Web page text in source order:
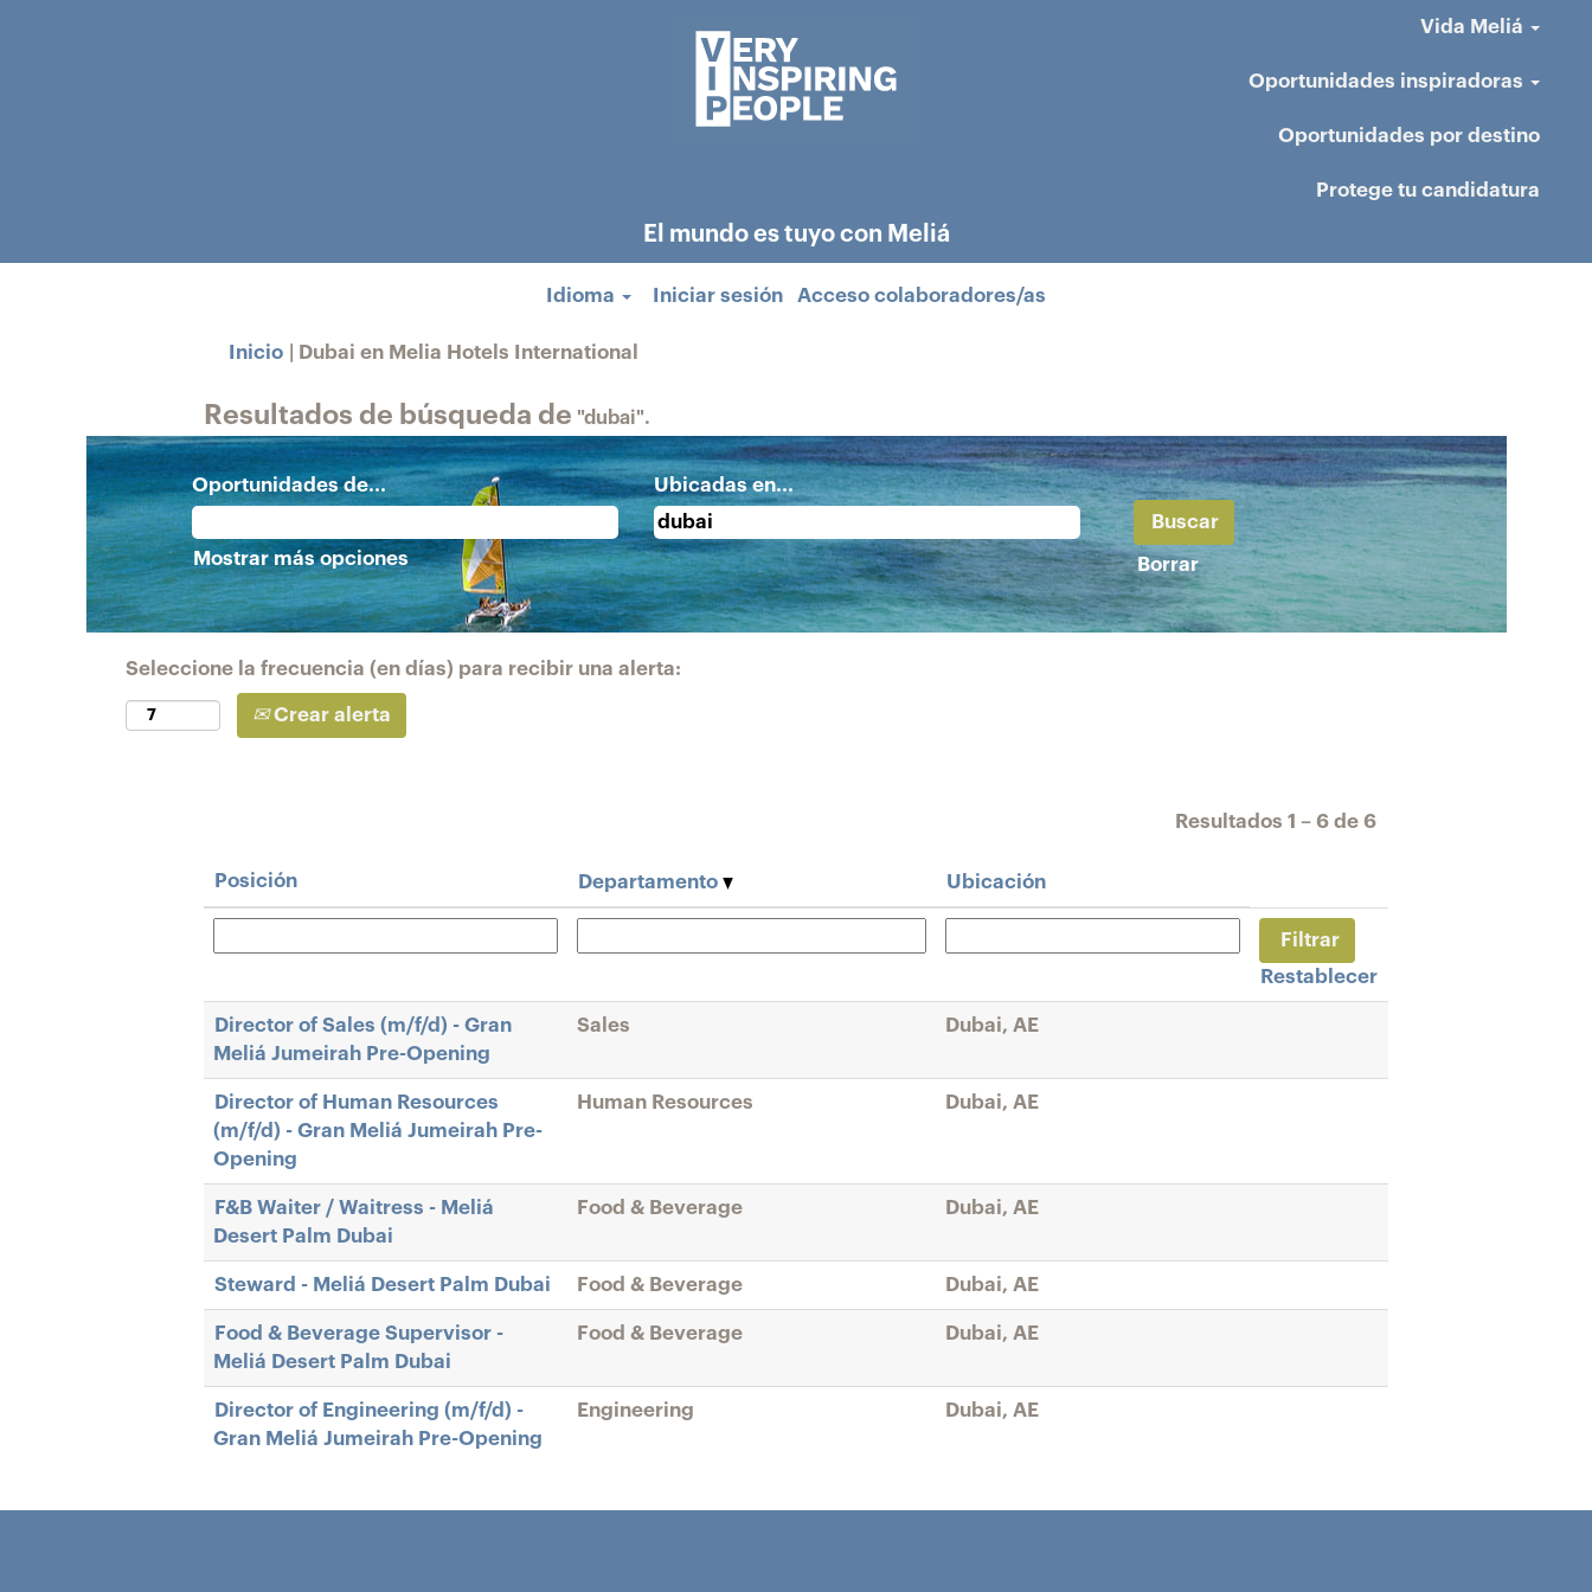
Vida Meliá
Oportunidades inspiradoras
Oportunidades por destino
Protege tu candidatura
El mundo es tuyo con Meliá
Idioma Iniciar sesión Acceso colaboradores/as
Inicio Dubai en Melia Hotels International
Resultados de búsqueda de "dubai".
Oportunidades de... Ubicadas en...
Mostrar más opciones Borrar
Seleccione la frecuencia (en días) para recibir una alerta:
Crear alerta
Resultados 1 – 6 de 6
Posición Departamento Ubicación
Restablecer
Director of Sales (m/f/d) - Gran
Meliá Jumeirah Pre-Opening
Sales Dubai, AE
Director of Human Resources
(m/f/d) - Gran Meliá Jumeirah Pre-
Opening
Human Resources Dubai, AE
F&B Waiter / Waitress - Meliá
Desert Palm Dubai
Food & Beverage Dubai, AE
Steward - Meliá Desert Palm Dubai Food & Beverage Dubai, AE
Food & Beverage Supervisor -
Meliá Desert Palm Dubai
Food & Beverage Dubai, AE
Director of Engineering (m/f/d) -
Gran Meliá Jumeirah Pre-Opening
Engineering Dubai, AE